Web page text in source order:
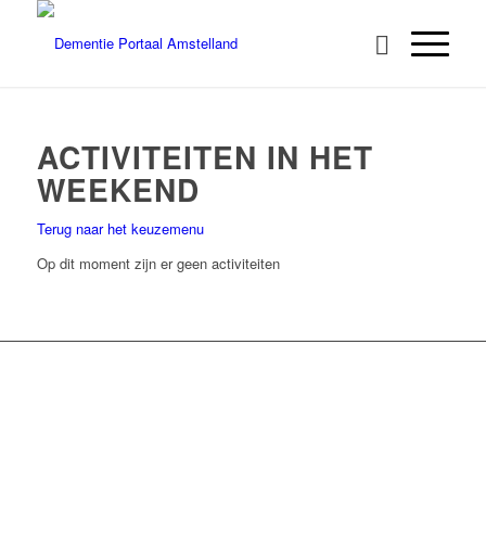
ACTIVITEITEN IN HET
WEEKEND
Terug naar het keuzemenu
Op dit moment zijn er geen activiteiten